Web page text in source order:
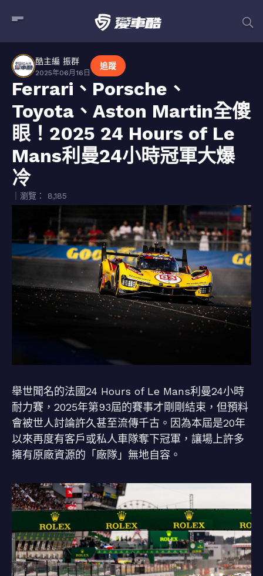
酷主編 振群
2025年06月16日
追蹤
Ferrari、Porsche、
Toyota、Aston Martin全傻
眼！2025 24 Hours of Le
Mans利曼24小時冠軍大爆
冷
｜瀏覽： 8,185
舉世聞名的法國24 Hours of Le Mans利曼24小時
耐力賽，2025年第93屆的賽事才剛剛結束，但預料
會被世人討論許久甚至流傳千古。因為本屆是20年
以來再度有客戶或私人車隊奪下冠軍，讓場上許多
擁有原廠資源的「廠隊」無地自容。